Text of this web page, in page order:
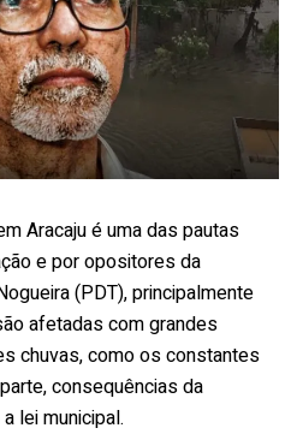
Aracaju é uma das pautas
e por opositores da
(PDT), principalmente
afetadas com grandes
chuvas, como os constantes
consequências da
lei municipal.